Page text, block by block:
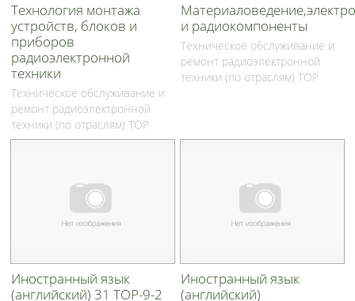
Технология монтажа
устройств, блоков и
приборов
радиоэлектронной
техники
Техническое обслуживание и
ремонт радиоэлектронной
техники (по отраслям) ТОР
и радиокомпоненты
Техническое обслуживание и
ремонт радиоэлектронной
техники (по отраслям) ТОР
Иностранный язык
(английский) 31 ТОР-9-2
Иностранный язык
(английский)